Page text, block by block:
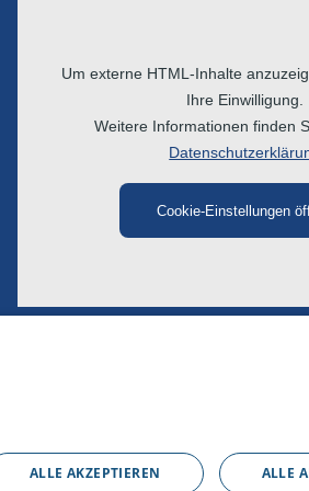
Um externe HTML-Inhalte
Ihre Einwilligung.
Weitere Informationen finden
Cookie-Einstellungen
ALLE AKZEPTIEREN ALLE